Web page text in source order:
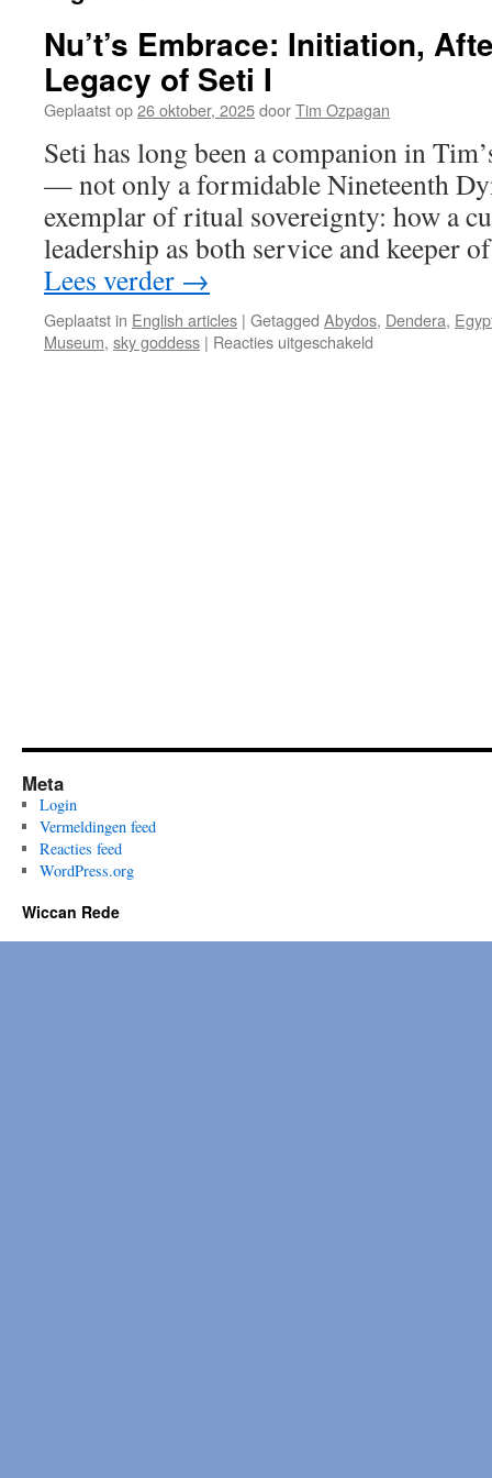
Nu’t’s Embrace: Initiation,
Legacy of Seti I
Geplaatst op26 oktober, 2025doorTim Ozpagan
Seti has long been a companion in
— not only a formidable Nineteenth
exemplar of ritual sovereignty: how a
leadership as both service and keeper
Lees verder →
Geplaatst in English articles | Getagged Abydos, Dendera,
Museum, sky goddess | Reacties uitgeschakeld
Meta
Login
Vermeldingen feed
Reacties feed
WordPress.org
Wiccan Rede